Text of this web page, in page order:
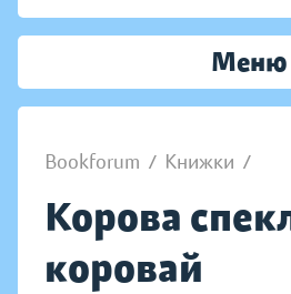
Меню
Bookforum / Книжки /
Корова
коровай